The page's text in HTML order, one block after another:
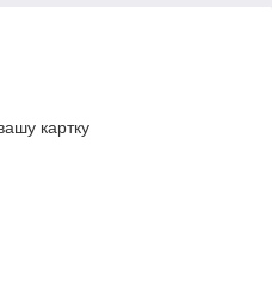
картку